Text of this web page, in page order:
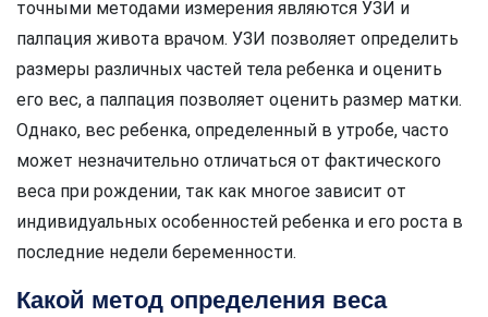
точными методами измерения являются УЗИ и
палпация живота врачом. УЗИ позволяет определить
размеры различных частей тела ребенка и оценить
его вес, а палпация позволяет оценить размер матки.
Однако, вес ребенка, определенный в утробе, часто
может незначительно отличаться от фактического
веса при рождении, так как многое зависит от
индивидуальных особенностей ребенка и его роста в
последние недели беременности.
Какой метод определения веса